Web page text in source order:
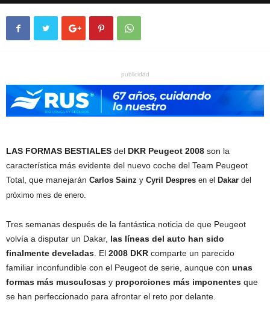
publicidad
LAS FORMAS BESTIALES del DKR Peugeot 2008 son la
característica más evidente del nuevo coche del Team Peugeot
Total, que manejarán Carlos Sainz y Cyril Despres en el Dakar del
próximo mes de enero.
Tres semanas después de la fantástica noticia de que Peugeot
volvía a disputar un Dakar, las líneas del auto han sido
finalmente develadas . El 2008 DKR comparte un parecido
familiar inconfundible con el Peugeot de serie, aunque con unas
formas más musculosas y proporciones más imponentes que
se han perfeccionado para afrontar el reto por delante.